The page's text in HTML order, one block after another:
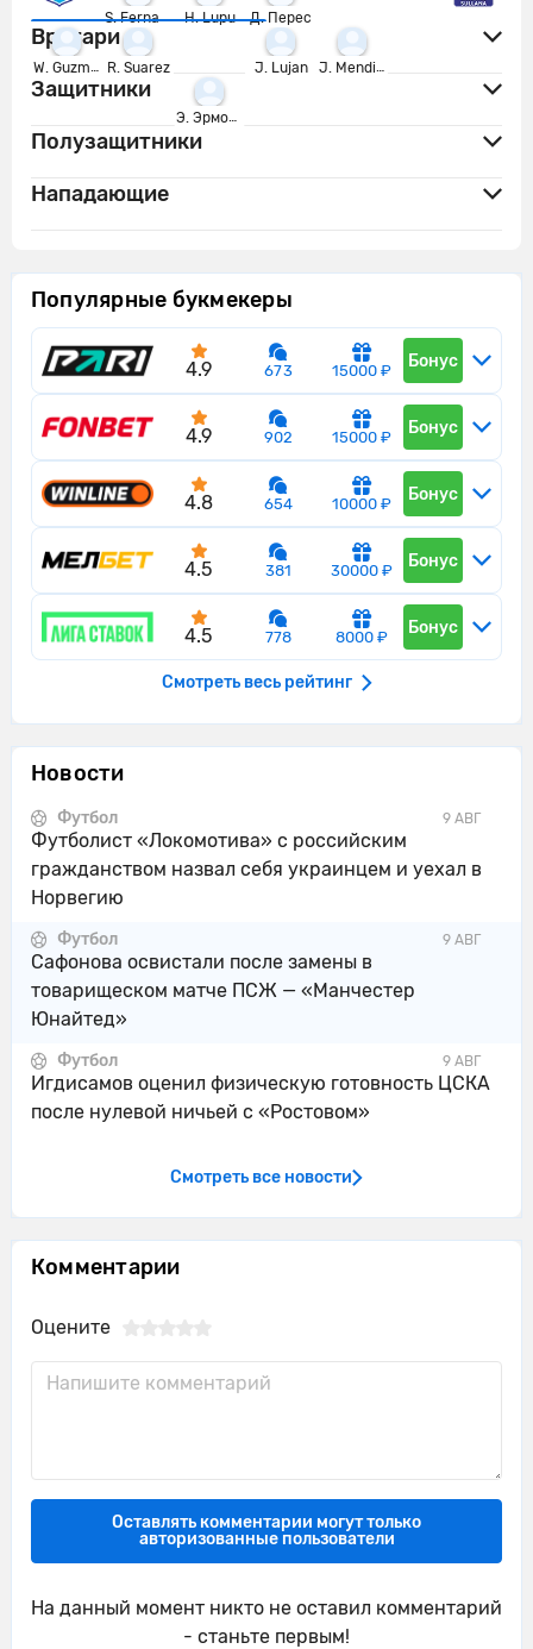
Э. Эрмоса
W. Guzman R. Suarez J. Lujan J. Mendieta
S. Fernandez H. Lupu Д. Перес
Вратари
Защитники
Полузащитники
Нападающие
Популярные букмекеры
4.9 673 15000 ₽ Бонус
4.9 902 15000 ₽ Бонус
4.8 654 10000 ₽ Бонус
4.5 381 30000 ₽ Бонус
4.5 778 8000 ₽ Бонус
Смотреть весь рейтинг
Новости
9 АВГ
Футбол
Футболист «Локомотива» с российским
гражданством назвал себя украинцем и уехал в
Норвегию
9 АВГ
Футбол
Сафонова освистали после замены в
товарищеском матче ПСЖ — «Манчестер
Юнайтед»
9 АВГ
Футбол
Игдисамов оценил физическую готовность ЦСКА
после нулевой ничьей с «Ростовом»
Смотреть все новости
Комментарии
Оцените
Оставлять комментарии могут только
авторизованные пользователи
На данный момент никто не оставил комментарий
- станьте первым!